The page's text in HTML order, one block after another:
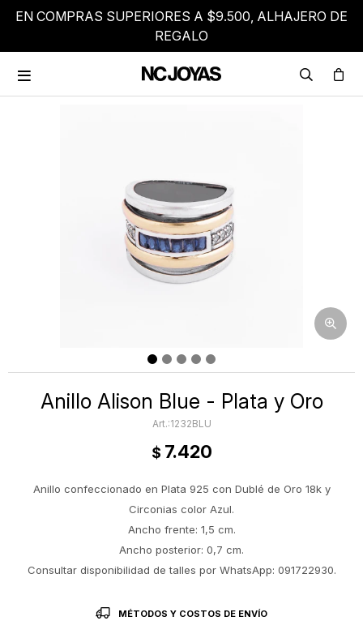
EN COMPRAS SUPERIORES A $9.500, ALHAJERO DE
REGALO

Anillo Alison Blue - Plata y Oro
1232BLU
$ 7.420
Anillo confeccionado en Plata 925 con Dublé de Oro 18k y
Circonias color Azul.
Ancho frente: 1,5 cm.
Ancho posterior: 0,7 cm.
Consultar disponibilidad de talles por WhatsApp: 091722930.
MÉTODOS Y COSTOS DE ENVÍO